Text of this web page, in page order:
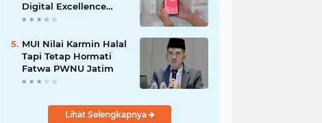
Digital Excellence
Awards 2026
MUI Nilai Karmin Halal
Tapi Tetap Hormati
Fatwa PWNU Jatim
Lihat Selengkapnya